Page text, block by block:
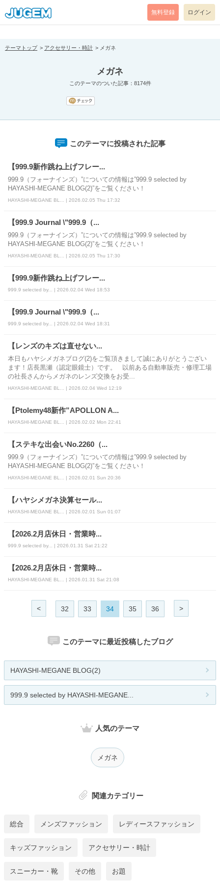
[pear_error: message="Success" code=0 mode=return level=notice
prefix="" info=""]
無料登録 ログイン
テーマトップ アクセサリー・時計 メガネ
メガネ
このテーマのついた記事：8174件
このテーマに投稿された記事
【999.9新作跳ね上げフレー...
999.9（フォーナインズ）”についての情報は”999.9 selected by
HAYASHI-MEGANE BLOG(2)”をご覧ください！
HAYASHI-MEGANE BL... | 2026.02.05 Thu 17:32
【999.9 Journal \"999.9（...
999.9（フォーナインズ）”についての情報は”999.9 selected by
HAYASHI-MEGANE BLOG(2)”をご覧ください！
HAYASHI-MEGANE BL... | 2026.02.05 Thu 17:30
【999.9新作跳ね上げフレー...
999.9 selected by... | 2026.02.04 Wed 18:53
【999.9 Journal \"999.9（...
999.9 selected by... | 2026.02.04 Wed 18:31
【レンズのキズは直せない...
本日もハヤシメガネブログ(2)をご覧頂きまして誠にありがとうござい
ます！店長黒瀬（認定眼鏡士）です。 以前ある自動車販売・修理工場
の社長さんからメガネのレンズ交換をお受...
HAYASHI-MEGANE BL... | 2026.02.04 Wed 12:19
【Ptolemy48新作”APOLLON A...
HAYASHI-MEGANE BL... | 2026.02.02 Mon 22:41
【ステキな出会いNo.2260（...
999.9（フォーナインズ）”についての情報は”999.9 selected by
HAYASHI-MEGANE BLOG(2)”をご覧ください！
HAYASHI-MEGANE BL... | 2026.02.01 Sun 20:36
【ハヤシメガネ決算セール...
HAYASHI-MEGANE BL... | 2026.02.01 Sun 01:07
【2026.2月店休日・営業時...
999.9 selected by... | 2026.01.31 Sat 21:22
【2026.2月店休日・営業時...
HAYASHI-MEGANE BL... | 2026.01.31 Sat 21:08
< 32 33 34 35 36 >
このテーマに最近投稿したブログ
HAYASHI-MEGANE BLOG(2)
999.9 selected by HAYASHI-MEGANE...
人気のテーマ
メガネ
関連カテゴリー
総合 メンズファッション レディースファッション
キッズファッション アクセサリー・時計
スニーカー・靴 その他 お題